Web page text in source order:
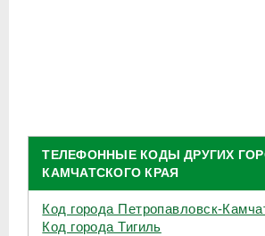
ТЕЛЕФОННЫЕ КОДЫ ДРУГИХ
КАМЧАТСКОГО КРАЯ
Код города Петропавловск-
Код города Тигиль